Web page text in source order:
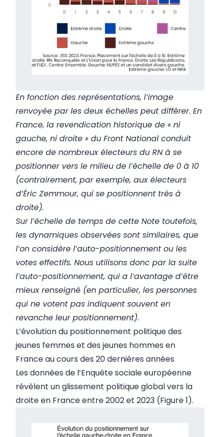
En fonction des représentations, l’image
renvoyée par les deux échelles peut différer. En
France, la revendication historique de « ni
gauche, ni droite » du Front National conduit
encore de nombreux électeurs du RN à se
positionner vers le milieu de l’échelle de 0 à 10
(contrairement, par exemple, aux électeurs
d’Éric Zemmour, qui se positionnent très à
droite).
Sur l’échelle de temps de cette Note toutefois,
les dynamiques observées sont similaires, que
l’on considère l’auto-positionnement ou les
votes effectifs. Nous utilisons donc par la suite
l’auto-positionnement, qui a l’avantage d’être
mieux renseigné (en particulier, les personnes
qui ne votent pas indiquent souvent en
revanche leur positionnement).
L’évolution du positionnement politique des
jeunes femmes et des jeunes hommes en
France au cours des 20 dernières années
Les données de l’Enquête sociale européenne
révèlent un glissement politique global vers la
droite en France entre 2002 et 2023 (Figure 1).